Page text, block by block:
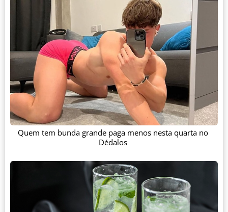
Quem tem bunda grande paga menos nesta quarta no
Dédalos